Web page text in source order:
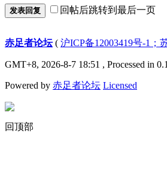
发表回复 回帖后跳转到最后一页
赤足者论坛( 沪ICP备12003419号-1；
GMT+8, 2026-8-7 18:51 , Processed in
Powered by 赤足者论坛 Licensed
回顶部